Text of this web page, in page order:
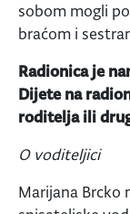
sobom mogli
braćom i
Radionica je
Dijete na
roditelja ili
O voditeljici
Marijana Brcko